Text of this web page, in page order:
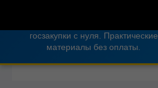
госзакупки с нуля. Практические
материалы без оплаты.